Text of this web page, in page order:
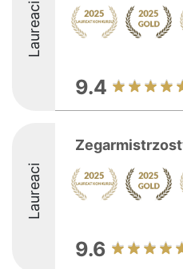
Laureaci
9.4
Laureaci
9.6